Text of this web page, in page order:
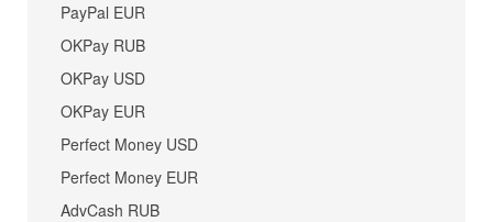
PayPal EUR
OKPay RUB
OKPay USD
OKPay EUR
Perfect Money USD
Perfect Money EUR
AdvCash RUB